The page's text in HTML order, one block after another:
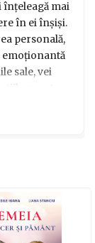
înțeleagă mai
în ei înșiși.
personală,
emoționantă
sale, vei
noastre
abilități noi
puternică și